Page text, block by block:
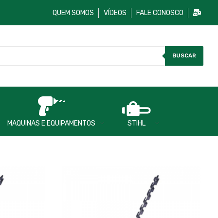
QUEM SOMOS VÍDEOS FALE CONOSCO
BUSCAR
MAQUINAS E EQUIPAMENTOS STIHL